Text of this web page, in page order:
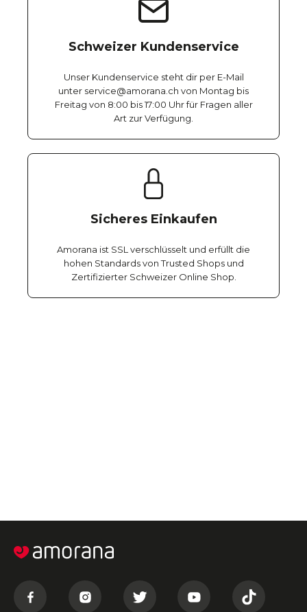
Schweizer Kundenservice
Unser Kundenservice steht dir per E-Mail
unter service@amorana.ch von Montag bis
Freitag von 8:00 bis 17:00 Uhr für Fragen aller
Art zur Verfügung.
Sicheres Einkaufen
Amorana ist SSL verschlüsselt und erfüllt die
hohen Standards von Trusted Shops und
Zertifizierter Schweizer Online Shop.